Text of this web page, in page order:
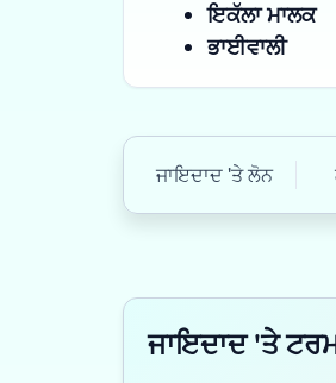
ਇਕੱਲਾ ਮਾਲਕ
ਭਾਈਵਾਲੀ
ਜਾਇਦਾਦ 'ਤੇ ਲੋਨ
ਜਾਇਦਾਦ 'ਤੇ